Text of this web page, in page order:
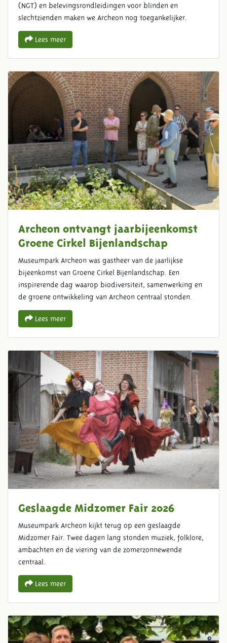
(NGT) en belevingsrondleidingen voor blinden en
slechtzienden maken we Archeon nog toegankelijker.
Lees meer
Archeon ontvangt jaarbijeenkomst
Groene Cirkel Bijenlandschap
Museumpark Archeon was gastheer van de jaarlijkse
bijeenkomst van Groene Cirkel Bijenlandschap. Een
inspirerende dag waarop biodiversiteit, samenwerking en
de groene ontwikkeling van Archeon centraal stonden.
Lees meer
Geslaagde Midzomer Fair 2026
Museumpark Archeon kijkt terug op een geslaagde
Midzomer Fair. Twee dagen lang stonden muziek, folklore,
ambachten en de viering van de zomerzonnewende
centraal.
Lees meer